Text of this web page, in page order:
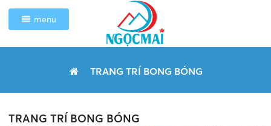
menu
TRANG TRÍ BONG BÓNG
TRANG TRÍ BONG BÓNG